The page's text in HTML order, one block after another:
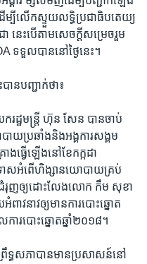
ម្បី​លើក​ស្ទួយ​លទ្ធិ​ប្រជាធិបតេយ្យ
នេះ​បើ​តាម​សេចក្តី​សម្រេច​រួម​
ទទួល​បាន​នៅ​ថ្ងៃ​នេះ។
ាន​បញ្ជាក់​ថា៖
រដ្ឋមន្រ្តី ​ហ៊ុន សែន ​បាន​ចាប់​
បាយ​ប្រឆាំង​និង​អង្គការ​សង្គម​
ធ្វើ​ឡើង​នៅ​ខែ​កក្កដា
ោស​អំពើ​ហិង្សា​នយោបាយ​គ្រប់​
រុញ​ឲ្យ​ដោះលែង​លោក កឹម ​សុខា
ាវនាវ​ឲ្យ​មាន​ការ​បោះឆ្នោត​
ារ​បោះឆ្នោត​ឆ្នាំ​២០១៨។
ទ្ធសភា​បាន​មាន​ប្រសាសន៍​នៅ​